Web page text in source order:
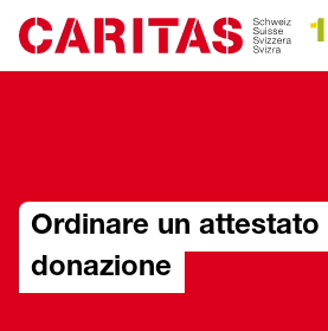
Skip to
Ordinare un attestato
donazione